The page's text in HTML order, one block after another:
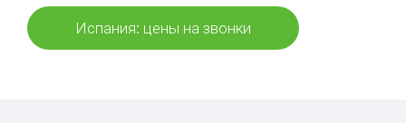
Испания: цены на звонки